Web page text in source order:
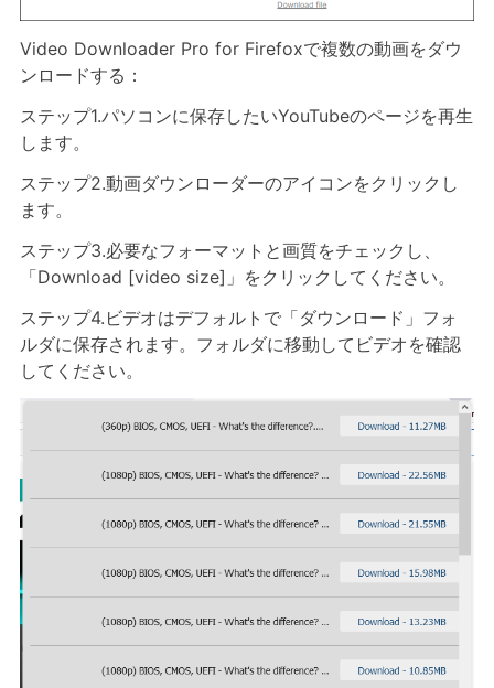
Video Downloader Pro for Firefoxで複数の動画をダウ
ンロードする：
ステップ1.パソコンに保存したいYouTubeのページを再生
します。
ステップ2.動画ダウンローダーのアイコンをクリックし
ます。
ステップ3.必要なフォーマットと画質をチェックし、
「Download [video size]」をクリックしてください。
ステップ4.ビデオはデフォルトで「ダウンロード」フォ
ルダに保存されます。フォルダに移動してビデオを確認
してください。